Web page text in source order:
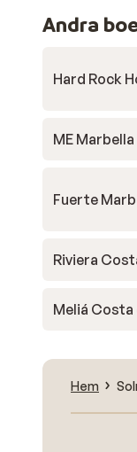
Andra
Hard Rock
ME Marbella
Fuerte
Riviera
Meliá Costa
Hem